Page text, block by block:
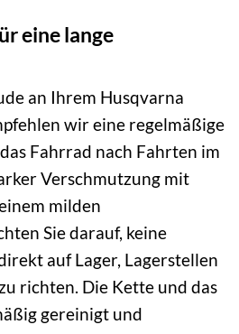
eine lange
an Ihrem Husqvarna
wir eine regelmäßige
Fahrrad nach Fahrten im
Verschmutzung mit
milden
Sie darauf, keine
auf Lager, Lagerstellen
richten. Die Kette und das
gereinigt und